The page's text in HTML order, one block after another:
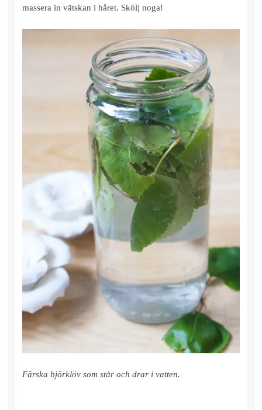
massera in vätskan i håret. Skölj noga!
Färska björklöv som står och drar i vatten.